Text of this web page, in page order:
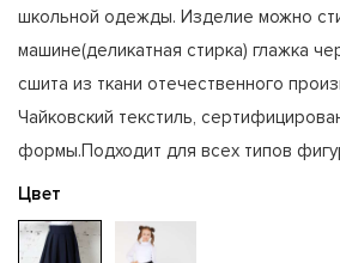
школьной одежды. Изделие можно
машине(деликатная стирка) глажка
сшита из ткани отечественного
Чайковский текстиль,
формы.Подходит для всех типов
Цвет